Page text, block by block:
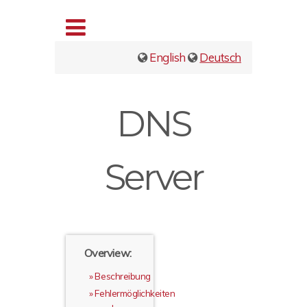
English Deutsch
DNS
Server
Overview:
Beschreibung
Fehlermöglichkeiten